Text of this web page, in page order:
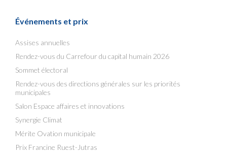
Événements et prix
Assises annuelles
Rendez-vous du Carrefour du capital humain 2026
Sommet électoral
Rendez-vous des directions générales sur les priorités
municipales
Salon Espace affaires et innovations
Synergie Climat
Mérite Ovation municipale
Prix Francine Ruest-Jutras